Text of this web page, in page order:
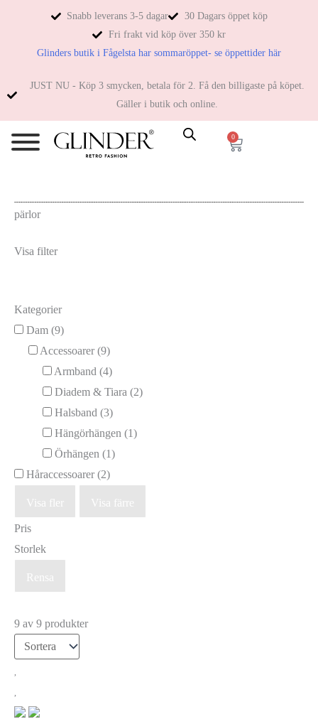
Snabb leverans 3-5 dagar
30 Dagars öppet köp
Fri frakt vid köp över 350 kr
Glinders butik i Fågelsta har sommaröppet- se öppettider här
JUST NU - Köp 3 smycken, betala för 2. Få den billigaste på köpet.
Gäller i butik och online.
0
pärlor
Visa filter
Kategorier
Dam (9)
Accessoarer (9)
Armband (4)
Diadem & Tiara (2)
Halsband (3)
Hängörhängen (1)
Örhängen (1)
Håraccessoarer (2)
Visa fler Visa färre
Pris
Storlek
Rensa
9 av 9 produkter